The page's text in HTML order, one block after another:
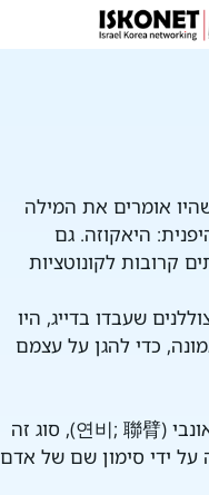
לפני כ-25 שנה, כשהיו אומרים את המילה
היאקוזה. גם
קרובות לקונוטציות
שעבדו בדייג, היו
כדי להגן על עצמם
סוג נוסף של מנהג קעקועים שנקרא יאונבי (연비; 聯臂), סוג זה
ידי סימון שם של אדם